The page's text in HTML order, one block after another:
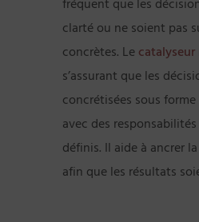
fréquent que les
clarté ou ne soient pas
concrètes. Lecatalyseur
s’assurant que les
concrétisées sous
avec des
définis. Il aide à ancrer
afin que les résultats